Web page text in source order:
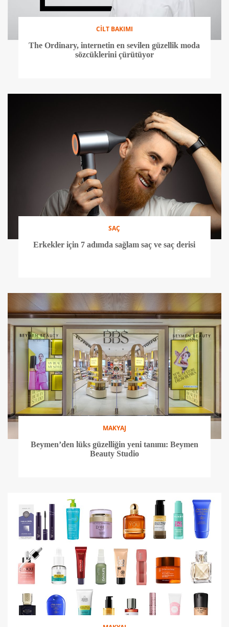
CİLT BAKIMI
The Ordinary, internetin en sevilen güzellik moda
sözcüklerini çürütüyor
SAÇ
Erkekler için 7 adımda sağlam saç ve saç derisi
MAKYAJ
Beymen’den lüks güzelliğin yeni tanımı: Beymen
Beauty Studio